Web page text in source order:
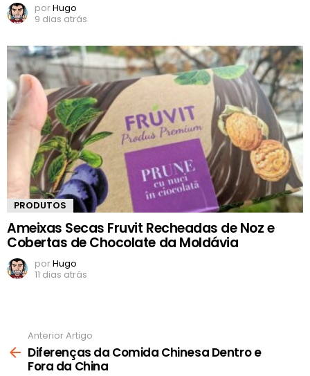
porHugo
9 dias atrás
PRODUTOS
Ameixas Secas Fruvit Recheadas de Noz e
Cobertas de Chocolate da Moldávia
porHugo
11 dias atrás
mais
Anterior Artigo
Diferenças da Comida Chinesa Dentro e
Fora da China